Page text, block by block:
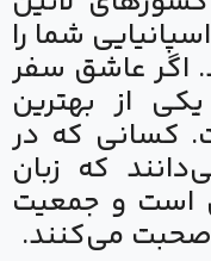
شما را
اگر عاشق سفر
از بهترین
کسانی که در
که زبان
است و جمعیت
صحبت می‌کنند.